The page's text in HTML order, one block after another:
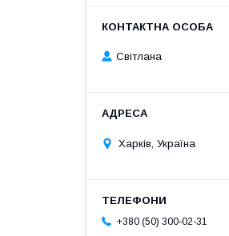
Світлана
Харків, Україна
+380 (50) 300-02-31